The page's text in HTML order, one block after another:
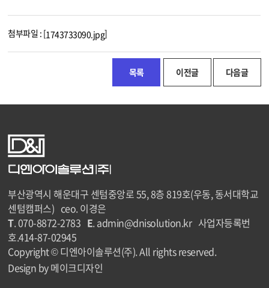
첨부파일 : [1743733090.jpg]
목록 이전글 다음글
부산광역시 해운대구 센텀중앙로 55, 8층 819호(우동, 동서대학교
센텀캠퍼스) ceo. 이경은
T. 070-8872-2783 E. admin@dnisolution.kr 사업자등록번
호.414-87-02945
Copyright © 디엔아이솔루션(주). All rights reserved.
Design by 메이크디자인